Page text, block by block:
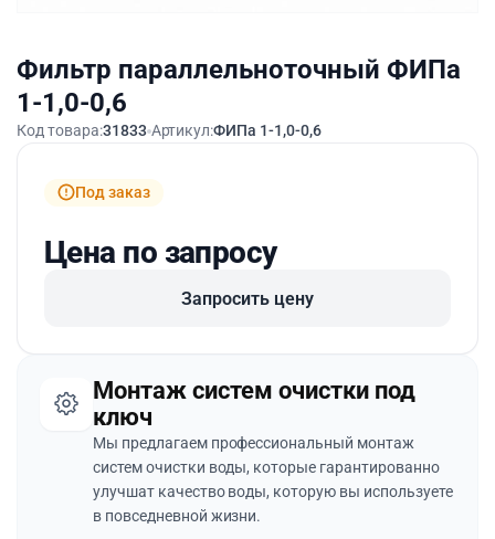
Фильтр параллельноточный ФИПа
1-1,0-0,6
Код товара:31833 Артикул:ФИПа 1-1,0-0,6
Под заказ
Цена по запросу
Запросить цену
Монтаж систем очистки под
ключ
Мы предлагаем профессиональный монтаж
систем очистки воды, которые гарантированно
улучшат качество воды, которую вы используете
в повседневной жизни.